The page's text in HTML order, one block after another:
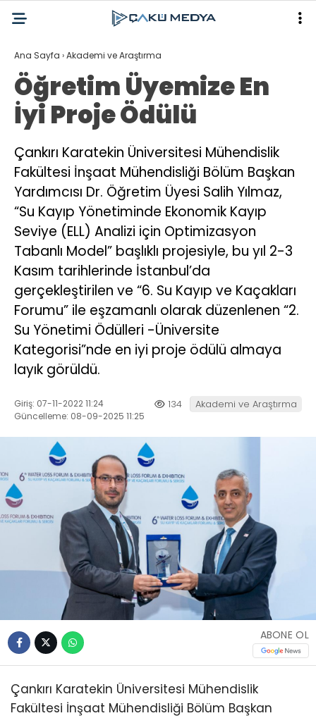
Ana Sayfa ›Akademi ve Araştırma
Öğretim Üyemize En
İyi Proje Ödülü
Çankırı Karatekin Üniversitesi Mühendislik
Fakültesi İnşaat Mühendisliği Bölüm Başkan
Yardımcısı Dr. Öğretim Üyesi Salih Yılmaz,
“Su Kayıp Yönetiminde Ekonomik Kayıp
Seviye (ELL) Analizi için Optimizasyon
Tabanlı Model” başlıklı projesiyle, bu yıl 2-3
Kasım tarihlerinde İstanbul’da
gerçekleştirilen ve “6. Su Kayıp ve Kaçakları
Forumu” ile eşzamanlı olarak düzenlenen “2.
Su Yönetimi Ödülleri -Üniversite
Kategorisi”nde en iyi proje ödülü almaya
layık görüldü.
Giriş: 07-11-2022 11:24
Güncelleme: 08-09-2025 11:25
134 Akademi ve Araştırma
ABONE OL
Çankırı Karatekin Üniversitesi Mühendislik
Fakültesi İnşaat Mühendisliği Bölüm Başkan